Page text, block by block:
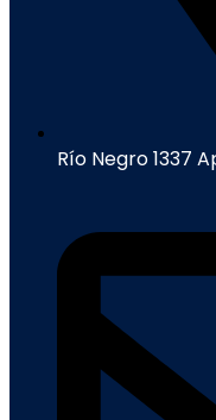
Río Negro 1337